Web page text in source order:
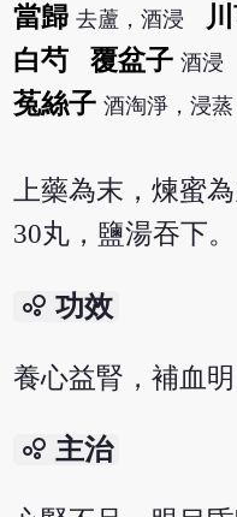
當歸 去蘆，酒浸
白芍 覆盆子 酒浸
菟絲子 酒淘淨，浸
上藥為末，煉蜜
30丸，鹽湯吞下。
bubble_chart 功效
養心益腎，補血明
bubble_chart 主治